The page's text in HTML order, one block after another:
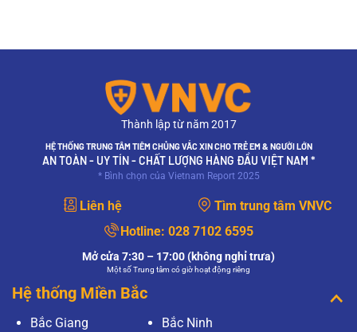
Thành lập từ năm 2017
HỆ THỐNG TRUNG TÂM TIÊM CHỦNG VẮC XIN CHO TRẺ EM & NGƯỜI LỚN
AN TOÀN - UY TÍN - CHẤT LƯỢNG HÀNG ĐẦU VIỆT NAM *
* Bình chọn của Vietnam Report 2025
Liên hệ
Tìm trung tâm VNVC
Hotline: 028 7102 6595
Mở cửa 7:30 – 17:00 (không nghỉ trưa)
Một số Trung tâm có giờ hoạt động riêng
Hệ thống Miền Bắc
Bắc Giang
Bắc Ninh